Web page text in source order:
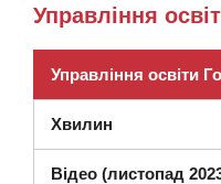
Управління
Управління освіти
Хвилин
Відео (листопад